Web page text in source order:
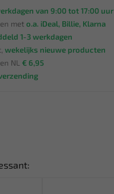
van 9:00 tot 17:00 uur
met o.a. iDeal, Billie, Klarna
1-3 werkdagen
wekelijks nieuwe producten
NL € 6,95